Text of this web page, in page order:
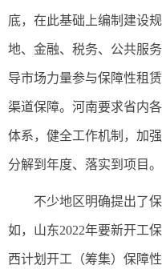
底，在此基础上编制建设
地、金融、税务、公共服
导市场力量参与保障性租
渠道保障。河南要求省内
体系，健全工作机制，加
分解到年度、落实到项目。
不少地区明确提出了保
如，山东2022年要新开工
西计划开工（筹集）保障